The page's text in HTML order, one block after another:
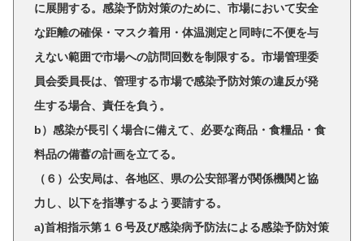
に展開する。感染予防対策のために、市場において安全
な距離の確保・マスク着用・体温測定と同時に不便を与
えない範囲で市場への訪問回数を制限する。市場管理委
員会委員長は、管理する市場で感染予防対策の違反が発
生する場合、責任を負う。
b）感染が長引く場合に備えて、必要な商品・食糧品・食
料品の備蓄の計画を立てる。
（６）公安局は、各地区、県の公安部署が関係機関と協
力し、以下を指導するよう要請する。
a)首相指示第１６号及び感染病予防法による感染予防対策